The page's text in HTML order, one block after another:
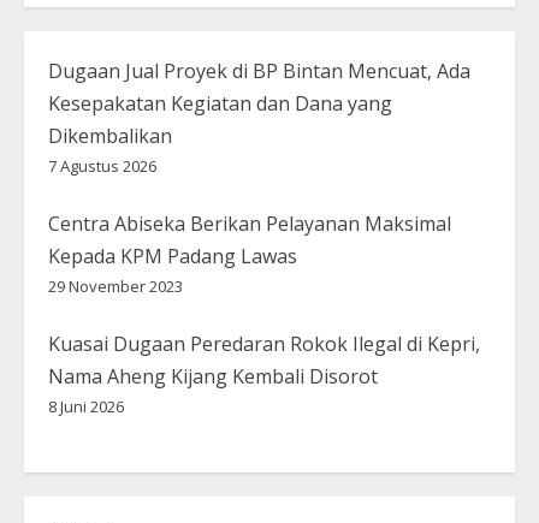
Dugaan Jual Proyek di BP Bintan Mencuat, Ada
Kesepakatan Kegiatan dan Dana yang
Dikembalikan
7 Agustus 2026
Centra Abiseka Berikan Pelayanan Maksimal
Kepada KPM Padang Lawas
29 November 2023
Kuasai Dugaan Peredaran Rokok Ilegal di Kepri,
Nama Aheng Kijang Kembali Disorot
8 Juni 2026